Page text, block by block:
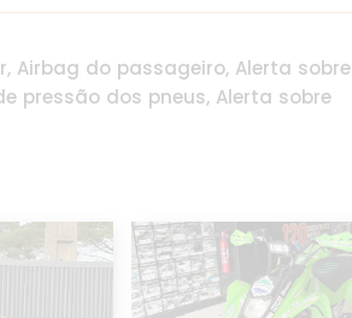
Airbag do passageiro, Alerta sobre
pressão dos pneus, Alerta sobre